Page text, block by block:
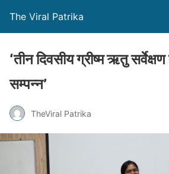
The Viral Patrika
‘तीन दिवसीय ग्रीष्म ऋतु
सम्पन्न’
TheViral Patrika